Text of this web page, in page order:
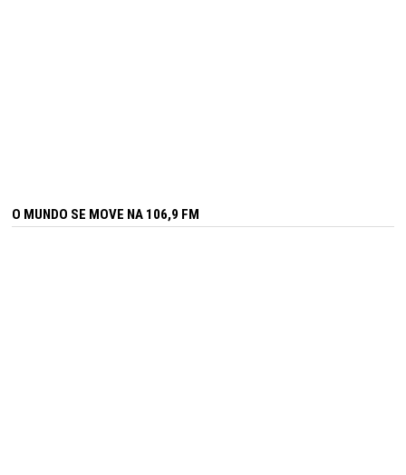
O MUNDO SE MOVE NA 106,9 FM